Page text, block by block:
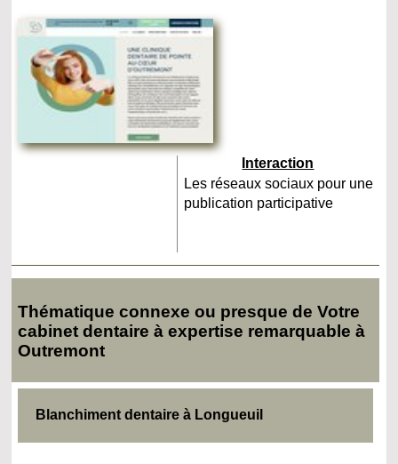
Interaction
Les réseaux sociaux pour une
publication participative
Thématique connexe ou presque de Votre
cabinet dentaire à expertise remarquable à
Outremont
Blanchiment dentaire à Longueuil